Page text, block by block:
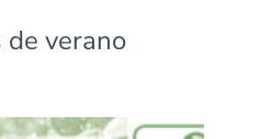
de verano